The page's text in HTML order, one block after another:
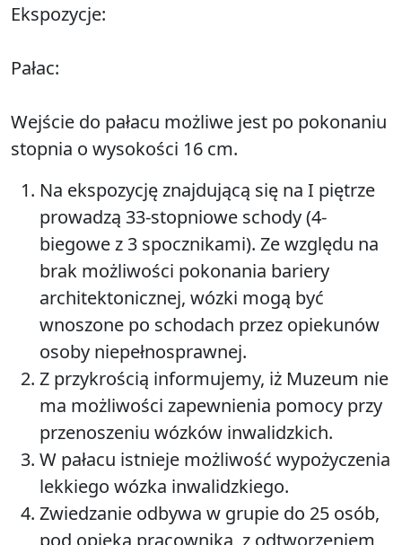
Ekspozycje:
Pałac:
Wejście do pałacu możliwe jest po pokonaniu
stopnia o wysokości 16 cm.
Na ekspozycję znajdującą się na I piętrze
prowadzą 33-stopniowe schody (4-
biegowe z 3 spocznikami). Ze względu na
brak możliwości pokonania bariery
architektonicznej, wózki mogą być
wnoszone po schodach przez opiekunów
osoby niepełnosprawnej.
Z przykrością informujemy, iż Muzeum nie
ma możliwości zapewnienia pomocy przy
przenoszeniu wózków inwalidzkich.
W pałacu istnieje możliwość wypożyczenia
lekkiego wózka inwalidzkiego.
Zwiedzanie odbywa w grupie do 25 osób,
pod opieką pracownika, z odtworzeniem